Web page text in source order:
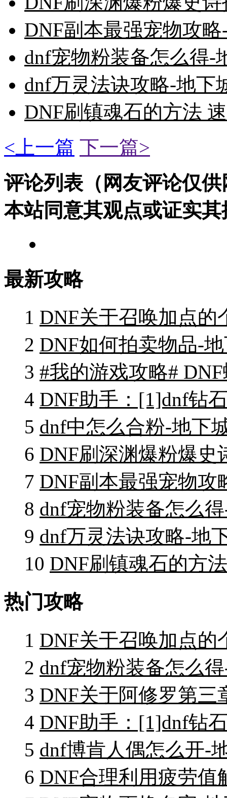
DNF副本最强宠物攻
dnf宠物粉装备怎么得-
dnf万灵法诀攻略-地下
DNF刷镇魂石的方法
<上一篇 下一篇>
评论列表（网友评论仅
本站同意其观点或证实其
最新攻略
1 DNF关于召唤加点的
2 DNF如何拍卖物品-
3 #我的游戏攻略#
4 DNF助手：[1]dnf钻
5 dnf中怎么合粉-地下
6 DNF刷深渊爆粉爆史
7 DNF副本最强宠物攻
8 dnf宠物粉装备怎么
9 dnf万灵法诀攻略-地
10 DNF刷镇魂石的方
热门攻略
1 DNF关于召唤加点的
2 dnf宠物粉装备怎么
3 DNF关于阿修罗第三
4 DNF助手：[1]dnf钻
5 dnf博肯人偶怎么开-
6 DNF合理利用疲劳值